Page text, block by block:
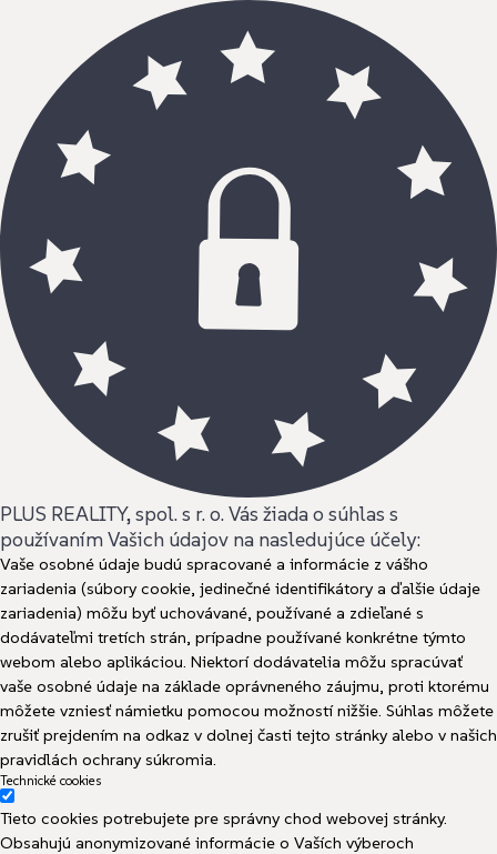
PLUS REALITY, spol. s r. o. Vás žiada o súhlas s
používaním Vašich údajov na nasledujúce účely:
Vaše osobné údaje budú spracované a informácie z vášho
zariadenia (súbory cookie, jedinečné identifikátory a ďalšie údaje
zariadenia) môžu byť uchovávané, používané a zdieľané s
dodávateľmi tretích strán, prípadne používané konkrétne týmto
webom alebo aplikáciou. Niektorí dodávatelia môžu spracúvať
vaše osobné údaje na základe oprávneného záujmu, proti ktorému
môžete vzniesť námietku pomocou možností nižšie. Súhlas môžete
zrušiť prejdením na odkaz v dolnej časti tejto stránky alebo v našich
pravidlách ochrany súkromia.
Technické cookies
Tieto cookies potrebujete pre správny chod webovej stránky.
Obsahujú anonymizované informácie o Vaších výberoch